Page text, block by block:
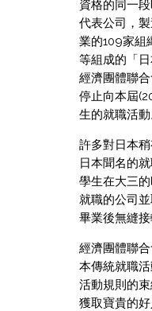
資格的同一
代表公司，
業的109家組
等組成的「
經濟團體聯
停止向本屆
生的就職活動
許多對日本
日本聞名的
學生在大三
就職的公司
畢業後無縫接
經濟團體聯
本傳統就職
活動規則的
獲取寶貴的